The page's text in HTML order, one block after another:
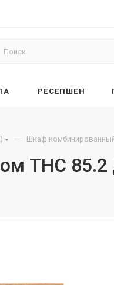
РЕСЕПШЕН
— Шкаф комбинированный
THC 85.2